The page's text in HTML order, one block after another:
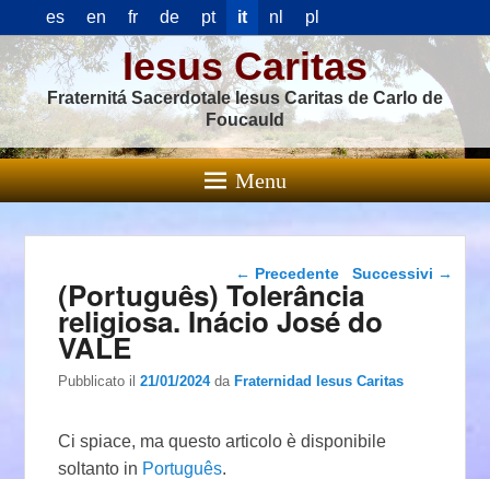
es en fr de pt it nl pl
Iesus Caritas
Fraternitá Sacerdotale Iesus Caritas de Carlo de
Foucauld
Menu
Navigazione articolo
← Precedente Successivi →
(Português) Tolerância
religiosa. Inácio José do
VALE
Pubblicato il21/01/2024 daFraternidad Iesus Caritas
Ci spiace, ma questo articolo è disponibile
soltanto in Português.